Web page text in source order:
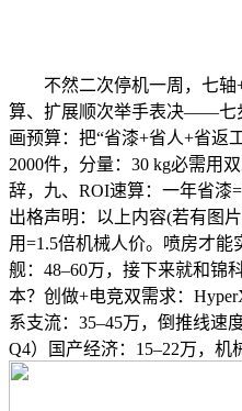
不然二次停机一周，七轴+
算、扩展顺次举手表决——七
画预算：把“省漆+省人+省返
2000件，分量：30 kg必需用
辞，九、ROI速算：一年省漆
出格声明：以上内容(若有图
用=1.5倍机械人价。喷房才能
舰：48–60万，接下来就和锦
本？创做+电竞双需求：
系支流：35–45万，倒推线速
Q4）国产经济：15–22万，